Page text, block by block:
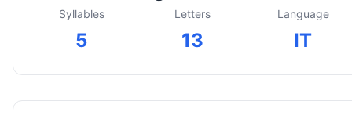
Syllables
5
Letters
13
Language
IT